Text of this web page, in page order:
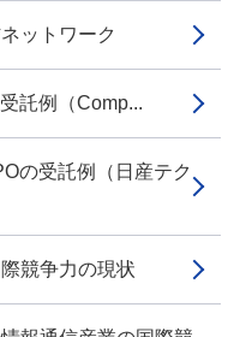
ットワーク
託例（Comp...
の受託例（日産テク
競争力の現状